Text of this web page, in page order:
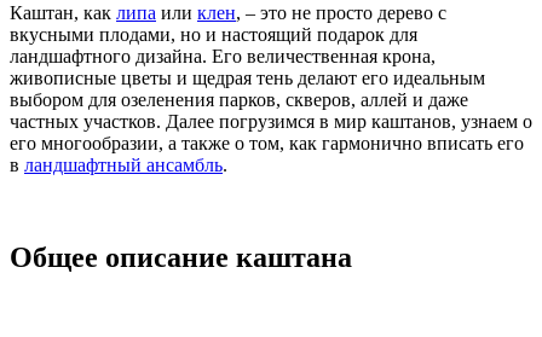
Каштан, как липа или клен, – это не просто дерево с
вкусными плодами, но и настоящий подарок для
ландшафтного дизайна. Его величественная крона,
живописные цветы и щедрая тень делают его идеальным
выбором для озеленения парков, скверов, аллей и даже
частных участков. Далее погрузимся в мир каштанов, узнаем о
его многообразии, а также о том, как гармонично вписать его
в ландшафтный ансамбль.
Общее описание каштана